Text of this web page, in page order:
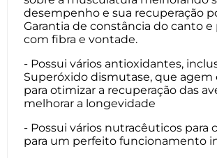
desempenho e sua recuperação
Garantia de constância do canto e
com fibra e vontade.
- Possui vários antioxidantes,
Superóxido dismutase, que agem
para otimizar a recuperação das
melhorar a longevidade
- Possui vários nutracêuticos para
para um perfeito funcionamento